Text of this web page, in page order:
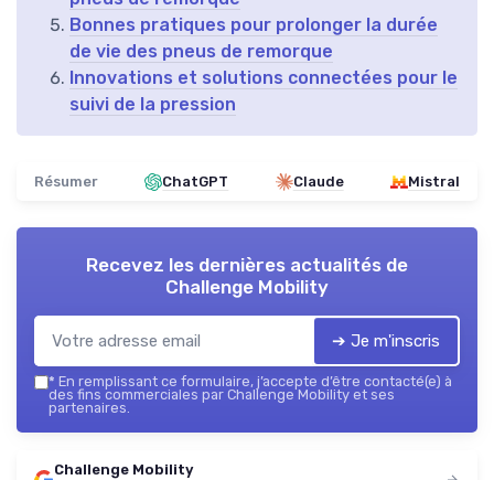
Bonnes pratiques pour prolonger la durée
de vie des pneus de remorque
Innovations et solutions connectées pour le
suivi de la pression
Résumer ChatGPT Claude Mistral
Recevez les dernières actualités de
Challenge Mobility
➔ Je m'inscris
* En remplissant ce formulaire, j’accepte d’être contacté(e) à
des fins commerciales par Challenge Mobility et ses
partenaires.
Challenge Mobility